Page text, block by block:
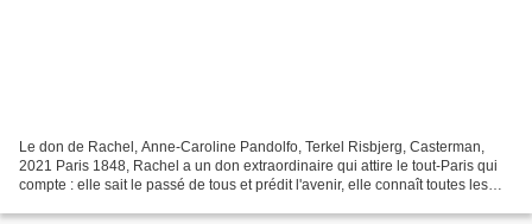
Le don de Rachel, Anne-Caroline Pandolfo, Terkel Risbjerg, Casterman,
2021 Paris 1848, Rachel a un don extraordinaire qui attire le tout-Paris qui
compte : elle sait le passé de tous et prédit l'avenir, elle connaît toutes les